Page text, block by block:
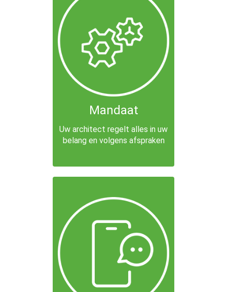
Mandaat
Uw architect regelt alles in uw
belang en volgens afspraken